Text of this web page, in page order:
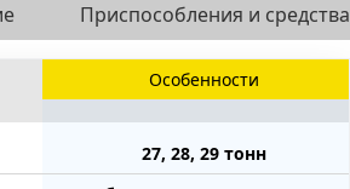
Приспособления и средства
Особенности
27, 28, 29 тонн